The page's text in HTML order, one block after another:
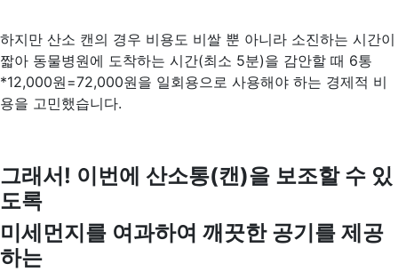
하지만 산소 캔의 경우 비용도 비쌀 뿐 아니라 소진하는 시간이
짧아 동물병원에 도착하는 시간(최소 5분)을 감안할 때 6통
*12,000원=72,000원을 일회용으로 사용해야 하는 경제적 비
용을 고민했습니다.
그래서! 이번에 산소통(캔)을 보조할 수 있
도록
미세먼지를 여과하여 깨끗한 공기를 제공
하는